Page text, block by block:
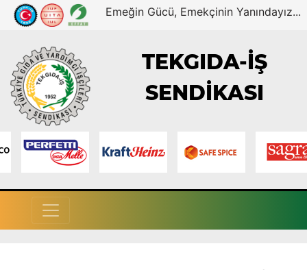
Emeğin Gücü, Emekçinin Yanındayız...
TEKGIDA-İŞ
SENDİKASI